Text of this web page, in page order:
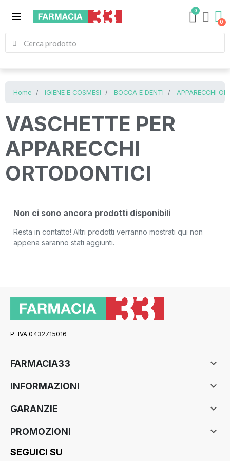
menu 0
Home IGIENE E COSMESI BOCCA E DENTI APPARECCHI
VASCHETTE PER
APPARECCHI
ORTODONTICI
Non ci sono ancora prodotti disponibili
Resta in contatto! Altri prodotti verranno mostrati qui non
appena saranno stati aggiunti.
P. IVA 0432715016
FARMACIA33 
INFORMAZIONI 
GARANZIE 
PROMOZIONI 
SEGUICI SU